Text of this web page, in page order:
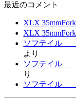
最近のコメント
XLX 35mmFork
XLX 35mmFork
ソフテイル
より
ソフテイル
り
ソフテイル